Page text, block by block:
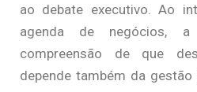
ao debate executivo. Ao
agenda de negócios, a
compreensão de que
depende também da